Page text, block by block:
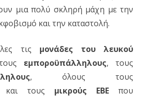
μια πολύ σκληρή μάχη με την
και την καταστολή.
τις μονάδες του λευκού
εμποροϋπάλληλους, τους
, όλους τους
και τους μικρούς ΕΒΕ που